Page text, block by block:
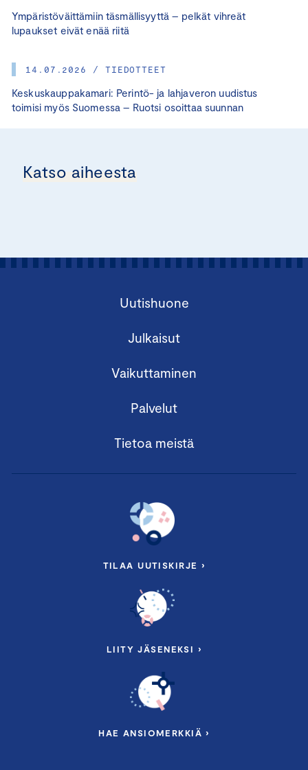
Ympäristöväittämiin täsmällisyyttä – pelkät vihreät
lupaukset eivät enää riitä
14.07.2026 / TIEDOTTEET
Keskuskauppakamari: Perintö- ja lahjaveron uudistus
toimisi myös Suomessa – Ruotsi osoittaa suunnan
Katso aiheesta
Uutishuone
Julkaisut
Vaikuttaminen
Palvelut
Tietoa meistä
TILAA UUTISKIRJE ›
LIITY JÄSENEKSI ›
HAE ANSIOMERKKIÄ ›